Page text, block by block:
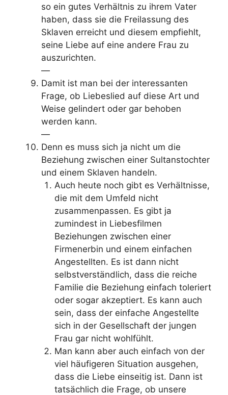
so ein gutes Verhältnis zu ihrem Vater
haben, dass sie die Freilassung des
Sklaven erreicht und diesem empfiehlt,
seine Liebe auf eine andere Frau zu
auszurichten.
—
Damit ist man bei der interessanten
Frage, ob Liebeslied auf diese Art und
Weise gelindert oder gar behoben
werden kann.
—
Denn es muss sich ja nicht um die
Beziehung zwischen einer Sultanstochter
und einem Sklaven handeln.
Auch heute noch gibt es Verhältnisse,
die mit dem Umfeld nicht
zusammenpassen. Es gibt ja
zumindest in Liebesfilmen
Beziehungen zwischen einer
Firmenerbin und einem einfachen
Angestellten. Es ist dann nicht
selbstverständlich, dass die reiche
Familie die Beziehung einfach toleriert
oder sogar akzeptiert. Es kann auch
sein, dass der einfache Angestellte
sich in der Gesellschaft der jungen
Frau gar nicht wohlfühlt.
Man kann aber auch einfach von der
viel häufigeren Situation ausgehen,
dass die Liebe einseitig ist. Dann ist
tatsächlich die Frage, ob unsere